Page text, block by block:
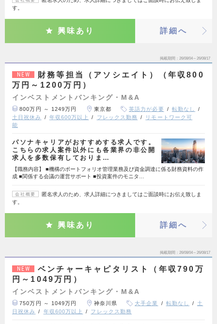
す。
興味あり 詳細へ
掲載期間 26/08/04～26/08/17
NEW
財務等担当（アソシエイト）（年収800
万円～1200万円）
インベストメントバンキング・M&A
800万円 ～ 1249万円 東京都 英語力が必要
転勤なし
土日祝休み
年収600万以上 フレックス勤務
リモートワーク可
能
パソナキャリアがおすすめする求人です。
こちらの求人案件以外にも各業界の非公開
求人を多数保有しておりま…
【職務内容】 ■機構のポートフォリオ管理業務及び資金調達に係る財務資料の作
成 ■関係する会議の運営サポート ■投資案件のモニタ…
会社概要
匿名求人のため、求人詳細につきましてはご面談時にお伝え致しま
す。
興味あり 詳細へ
掲載期間 26/08/04～26/08/17
NEW
ベンチャーキャピタリスト（年収790万
円～1049万円）
インベストメントバンキング・M&A
750万円 ～ 1049万円 神奈川県 大手企業 転勤なし
土
日祝休み
年収600万以上 フレックス勤務